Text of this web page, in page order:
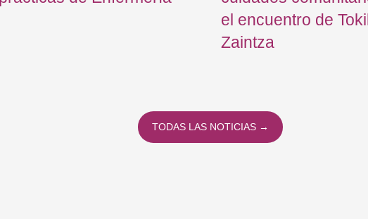
el encuentro de
Zaintza
TODAS LAS NOTICIAS →